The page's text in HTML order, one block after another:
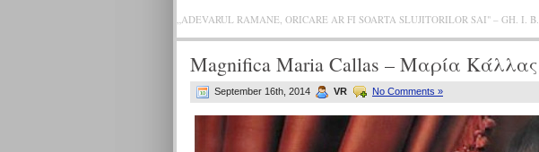
„ADEVARUL RAMANE, ORICARE AR FI SOARTA SLUJITORILOR SAI" – GH. I. B.
Magnifica Maria Callas – Μαρία Κάλλας
September 16th, 2014 VR No Comments »